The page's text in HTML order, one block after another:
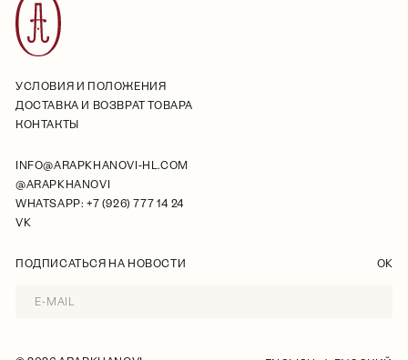
УСЛОВИЯ И ПОЛОЖЕНИЯ
ДОСТАВКА И ВОЗВРАТ ТОВАРА
КОНТАКТЫ
INFO@ARAPKHANOVI-HL.COM
@ARAPKHANOVI
WHATSAPP: +7 (926) 777 14 24
VK
ПОДПИСАТЬСЯ НА НОВОСТИ OK